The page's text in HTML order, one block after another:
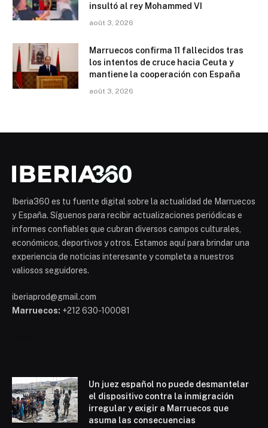
insultó al rey Mohammed VI
août 3, 2026
Marruecos confirma 11 fallecidos tras
los intentos de cruce hacia Ceuta y
mantiene la cooperación con España
août 3, 2026
Iberia360 es tu fuente digital sobre la actualidad de Marruecos
y España. Síguenos para recibir actualizaciones periódicas e
informes confiables que cubran diversos campos culturales,
económicos, deportivos y otros. Estamos aquí para brindar una
experiencia de noticias interesante y completa a nuestros
valiosos seguidores.
iberiaprod@gmail.com
Marruecos: +212 630-100081
Un juez español no puede desmantelar
el dispositivo contra la inmigración
irregular y exigir a Marruecos que
asuma las consecuencias